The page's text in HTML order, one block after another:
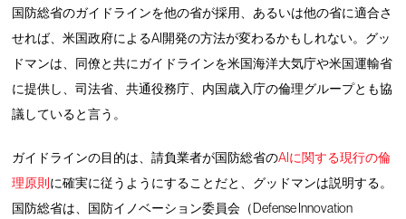
国防総省のガイドラインを他の省が採用、あるいは他の省に適合さ
せれば、米国政府によるAI開発の方法が変わるかもしれない。グッ
ドマンは、同僚と共にガイドラインを米国海洋大気庁や米国運輸省
に提供し、司法省、共通役務庁、内国歳入庁の倫理グループとも協
議していると言う。
ガイドラインの目的は、請負業者が国防総省のAIに関する現行の倫
理原則 に確実に従うようにすることだと、グッドマンは説明する。
国防総省は、国防イノベーション委員会（Defense Innovation